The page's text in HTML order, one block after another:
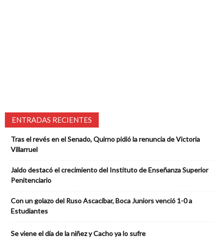
ENTRADAS RECIENTES
Tras el revés en el Senado, Quirno pidió la renuncia de Victoria
Villarruel
Jaldo destacó el crecimiento del Instituto de Enseñanza Superior
Penitenciario
Con un golazo del Ruso Ascacíbar, Boca Juniors venció 1-0 a
Estudiantes
Se viene el día de la niñez y Cacho ya lo sufre